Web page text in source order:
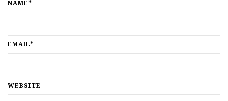
NAME*
EMAIL*
WEBSITE